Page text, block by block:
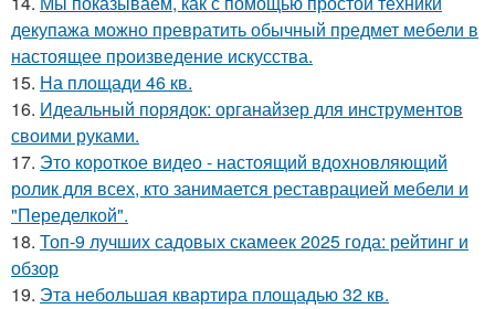
декупажа можно превратить обычный предмет мебели в
настоящее произведение искусства.
15. На площади 46 кв.
16. Идеальный порядок: органайзер для инструментов
своими руками.
17. Это короткое видео - настоящий вдохновляющий
ролик для всех, кто занимается реставрацией мебели и
"Переделкой".
18. Топ-9 лучших садовых скамеек 2025 года: рейтинг и
обзор
19. Эта небольшая квартира площадью 32 кв.